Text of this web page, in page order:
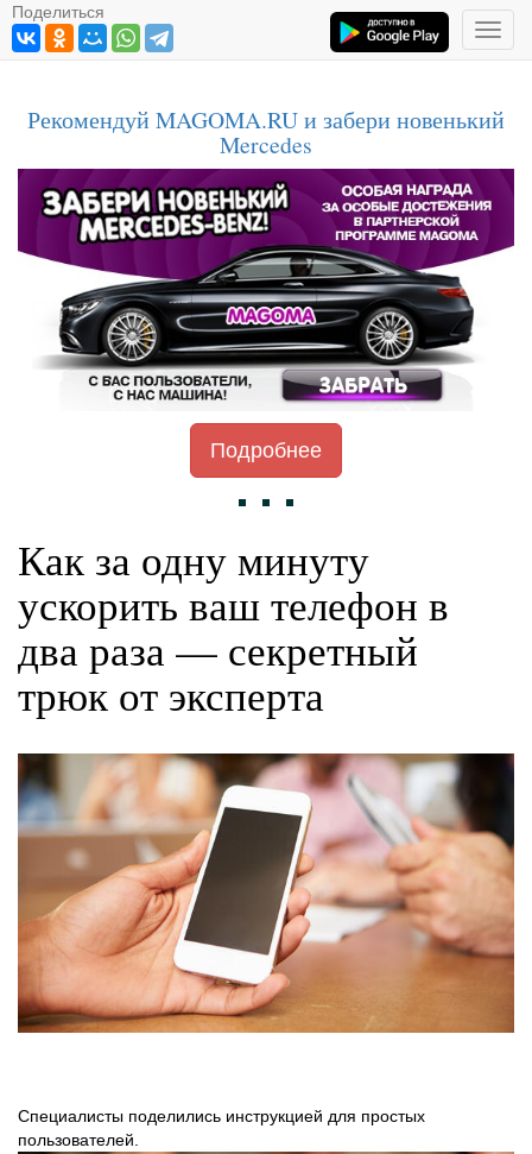
Поделиться
Рекомендуй MAGOMA.RU и забери новенький
Mercedes
Подробнее
Как за одну минуту
ускорить ваш телефон в
два раза — секретный
трюк от эксперта
Специалисты поделились инструкцией для простых
пользователей.